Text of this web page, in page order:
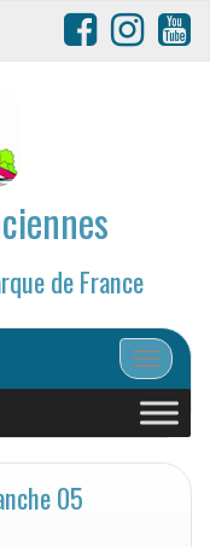
de France
Afficher/
05